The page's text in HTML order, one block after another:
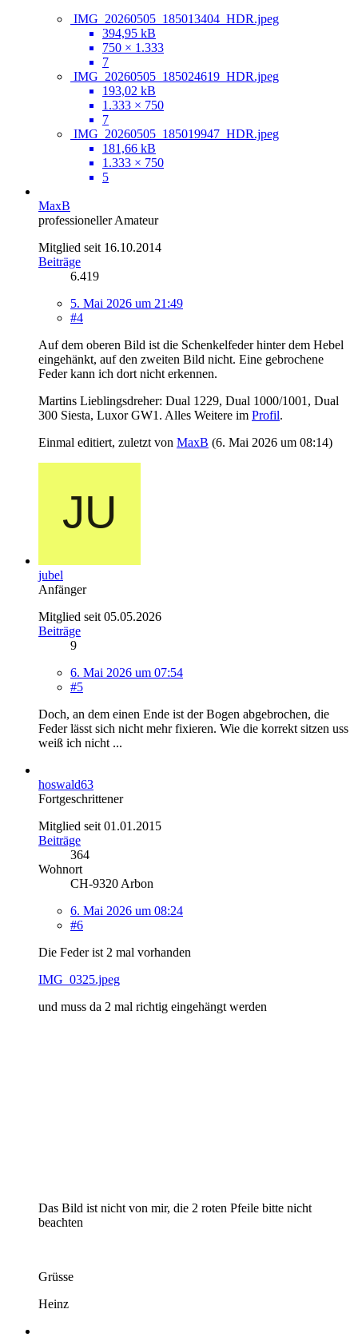
IMG_20260505_185013404_HDR.jpeg
394,95 kB
750 × 1.333
7
IMG_20260505_185024619_HDR.jpeg
193,02 kB
1.333 × 750
7
IMG_20260505_185019947_HDR.jpeg
181,66 kB
1.333 × 750
5
MaxB
professioneller Amateur
Mitglied seit 16.10.2014
Beiträge
6.419
5. Mai 2026 um 21:49
#4
Auf dem oberen Bild ist die Schenkelfeder hinter dem Hebel
eingehänkt, auf den zweiten Bild nicht. Eine gebrochene
Feder kann ich dort nicht erkennen.
Martins Lieblingsdreher: Dual 1229, Dual 1000/1001, Dual
300 Siesta, Luxor GW1. Alles Weitere im Profil.
Einmal editiert, zuletzt von MaxB (6. Mai 2026 um 08:14)
jubel
Anfänger
Mitglied seit 05.05.2026
Beiträge
9
6. Mai 2026 um 07:54
#5
Doch, an dem einen Ende ist der Bogen abgebrochen, die
Feder lässt sich nicht mehr fixieren. Wie die korrekt sitzen uss
weiß ich nicht ...
hoswald63
Fortgeschrittener
Mitglied seit 01.01.2015
Beiträge
364
Wohnort
CH-9320 Arbon
6. Mai 2026 um 08:24
#6
Die Feder ist 2 mal vorhanden
IMG_0325.jpeg
und muss da 2 mal richtig eingehängt werden
Das Bild ist nicht von mir, die 2 roten Pfeile bitte nicht
beachten
Grüsse
Heinz